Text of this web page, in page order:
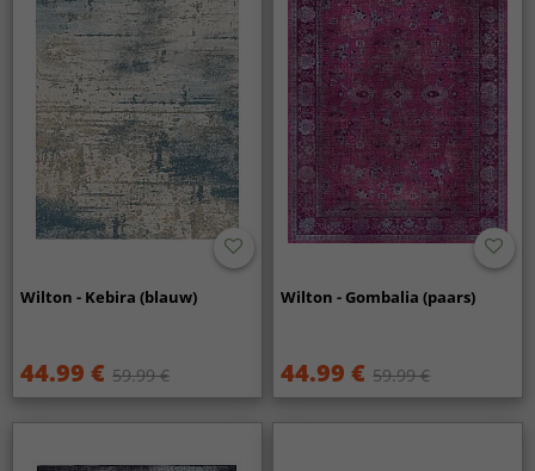
Wilton - Kebira (blauw)
44.99 € 59.99 €
Wilton - Gombalia (paars)
44.99 € 59.99 €